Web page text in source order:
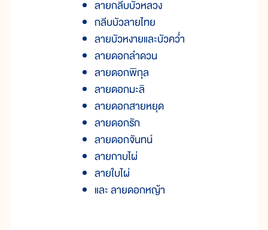
ลายกลีบบัวหลวง
กลีบบัวลายไทย
ลายบัวหงายและบัวคว่ำ
ลายดอกลำดวน
ลายดอกพิกุล
ลายดอกมะลิ
ลายดอกสายหยุด
ลายดอกรัก
ลายดอกจันทน์
ลายกาบไผ่
ลายใบไผ่
และ ลายดอกหญ้า